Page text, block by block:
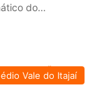
do…
Vale do Itajaí